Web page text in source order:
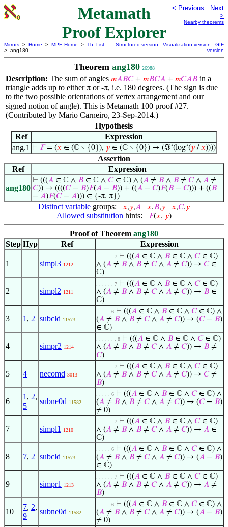
Metamath
Proof Explorer
< Previous
Next
>
Nearby theorems
Mirrors > Home > MPE Home > Th. List
> ang180
Structured version Visualization version
GIF
version
Theorem ang180 26988
Description: The sum of angles 𝑚𝐴𝐵𝐶+ 𝑚𝐵𝐶𝐴 + 𝑚𝐶𝐴𝐵 in a
triangle adds up to eitherπ or-π, i.e. 180 degrees. (The sign is due
to the two possible orientations of vertex arrangement and our
signed notion of angle). This is Metamath 100 proof #27.
(Contributed by Mario Carneiro, 23-Sep-2014.)
Hypothesis
Ref
Expression
ang.1 ⊢ 𝐹= (𝑥 ∈ (ℂ ∖ {0}), 𝑦 ∈ (ℂ ∖ {0}) ↦ (ℑ‘(log‘(𝑦 /𝑥))))
Assertion
Ref
Expression
ang180
⊢ (((𝐴 ∈ ℂ ∧ 𝐵 ∈ ℂ ∧ 𝐶∈ ℂ) ∧ (𝐴 ≠ 𝐵 ∧ 𝐵 ≠ 𝐶∧ 𝐴 ≠
𝐶)) → ((((𝐶− 𝐵)𝐹(𝐴 − 𝐵)) + ((𝐴 − 𝐶)𝐹(𝐵 − 𝐶))) + ((𝐵
− 𝐴)𝐹(𝐶− 𝐴))) ∈ {-π, π})
Distinct variable groups: 𝑥,𝑦,𝐴 𝑥,𝐵,𝑦 𝑥,𝐶,𝑦
Allowed substitution hints: 𝐹(𝑥, 𝑦)
Proof of Theorem ang180
Step Hyp Ref Expression
1 simpl3 1212
. . . . . . 7 ⊢ (((𝐴 ∈ ℂ ∧ 𝐵 ∈ ℂ ∧ 𝐶∈ ℂ)
∧ (𝐴 ≠ 𝐵 ∧ 𝐵 ≠ 𝐶∧ 𝐴 ≠ 𝐶)) → 𝐶∈
ℂ)
2 simpl2 1211
. . . . . . 7 ⊢ (((𝐴 ∈ ℂ ∧ 𝐵 ∈ ℂ ∧ 𝐶∈ ℂ)
∧ (𝐴 ≠ 𝐵 ∧ 𝐵 ≠ 𝐶∧ 𝐴 ≠ 𝐶)) → 𝐵 ∈
ℂ)
3 1 , 2 subcld 11573
. . . . . 6 ⊢ (((𝐴 ∈ ℂ ∧ 𝐵 ∈ ℂ ∧ 𝐶∈ ℂ) ∧
(𝐴 ≠ 𝐵 ∧ 𝐵 ≠ 𝐶∧ 𝐴 ≠ 𝐶)) → (𝐶− 𝐵)
∈ ℂ)
4 simpr2 1214
. . . . . . . 8 ⊢ (((𝐴 ∈ ℂ ∧ 𝐵 ∈ ℂ ∧ 𝐶∈ ℂ)
∧ (𝐴 ≠ 𝐵 ∧ 𝐵 ≠ 𝐶∧ 𝐴 ≠ 𝐶)) → 𝐵 ≠
𝐶)
5 4 necomd 3013
. . . . . . 7 ⊢ (((𝐴 ∈ ℂ ∧ 𝐵 ∈ ℂ ∧ 𝐶∈ ℂ)
∧ (𝐴 ≠ 𝐵 ∧ 𝐵 ≠ 𝐶∧ 𝐴 ≠ 𝐶)) → 𝐶≠
𝐵)
6
1 , 2,
5
subne0d 11582
. . . . . 6 ⊢ (((𝐴 ∈ ℂ ∧ 𝐵 ∈ ℂ ∧ 𝐶∈ ℂ) ∧
(𝐴 ≠ 𝐵 ∧ 𝐵 ≠ 𝐶∧ 𝐴 ≠ 𝐶)) → (𝐶− 𝐵)
≠ 0)
7 simpl1 1210
. . . . . . 7 ⊢ (((𝐴 ∈ ℂ ∧ 𝐵 ∈ ℂ ∧ 𝐶∈ ℂ)
∧ (𝐴 ≠ 𝐵 ∧ 𝐵 ≠ 𝐶∧ 𝐴 ≠ 𝐶)) → 𝐴 ∈
ℂ)
8 7, 2 subcld 11573
. . . . . 6 ⊢ (((𝐴 ∈ ℂ ∧ 𝐵 ∈ ℂ ∧ 𝐶∈ ℂ) ∧
(𝐴 ≠ 𝐵 ∧ 𝐵 ≠ 𝐶∧ 𝐴 ≠ 𝐶)) → (𝐴 − 𝐵)
∈ ℂ)
9 simpr1 1213
. . . . . . 7 ⊢ (((𝐴 ∈ ℂ ∧ 𝐵 ∈ ℂ ∧ 𝐶∈ ℂ)
∧ (𝐴 ≠ 𝐵 ∧ 𝐵 ≠ 𝐶∧ 𝐴 ≠ 𝐶)) → 𝐴 ≠
𝐵)
10
7, 2,
9
subne0d 11582
. . . . . 6 ⊢ (((𝐴 ∈ ℂ ∧ 𝐵 ∈ ℂ ∧ 𝐶∈ ℂ) ∧
(𝐴 ≠ 𝐵 ∧ 𝐵 ≠ 𝐶∧ 𝐴 ≠ 𝐶)) → (𝐴 − 𝐵)
≠ 0)